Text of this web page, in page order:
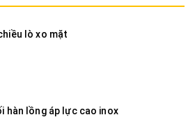
lò xo mặt
hàn lồng áp lực cao inox